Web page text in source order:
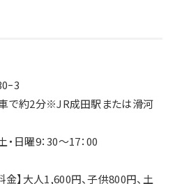
ｰ3
で約2分※JR成田駅または滑河
日曜9：30～17：00
】大人1,600円、子供800円、土